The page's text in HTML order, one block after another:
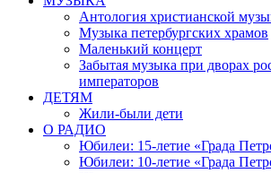
Антология христианской
Музыка петербургских храмов
Маленький концерт
Забытая музыка при дворах
императоров
ДЕТЯМ
Жили-были дети
О РАДИО
Юбилеи: 15-летие «Града
Юбилеи: 10-летие «Града